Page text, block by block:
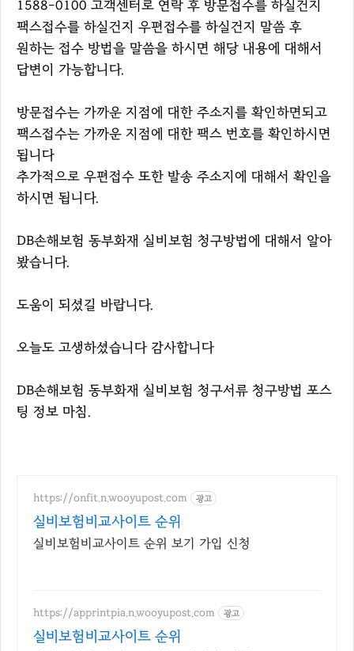
1588-0100 고객센터로 연락 후 방문접수를 하실건지
팩스접수를 하실건지 우편접수를 하실건지 말씀 후
원하는 접수 방법을 말씀을 하시면 해당 내용에 대해서
답변이 가능합니다.
방문접수는 가까운 지점에 대한 주소지를 확인하면되고
팩스접수는 가까운 지점에 대한 팩스 번호를 확인하시면
됩니다
추가적으로 우편접수 또한 발송 주소지에 대해서 확인을
하시면 됩니다.
DB손해보험 동부화재 실비보험 청구방법에 대해서 알아
봤습니다.
도움이 되셨길 바랍니다.
오늘도 고생하셨습니다 감사합니다
DB손해보험 동부화재 실비보험 청구서류 청구방법 포스
팅 정보 마침.
https://onfit.n.wooyupost.com 광고
실비보험비교사이트 순위
실비보험비교사이트 순위 보기 가입 신청
https://apprintpia.n.wooyupost.com 광고
실비보험비교사이트 순위